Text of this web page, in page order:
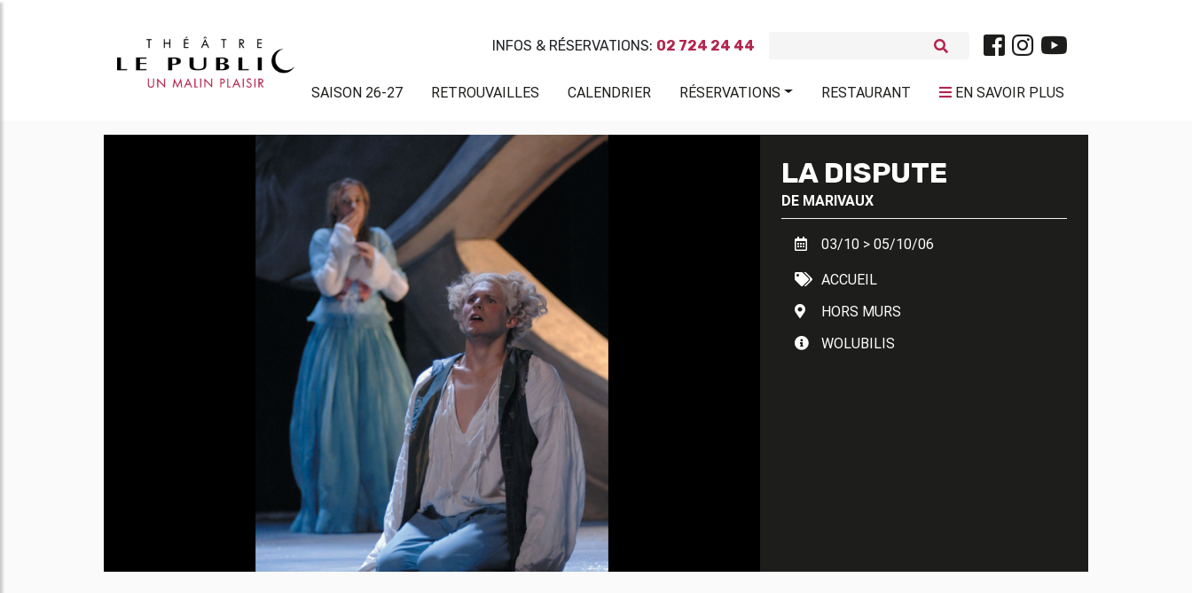
INFOS & RÉSERVATIONS: 02 724 24 44
SAISON 26-27 RETROUVAILLES CALENDRIER RÉSERVATIONS RESTAURANT EN SAVOIR PLUS
LA DISPUTE
DE MARIVAUX
03/10 > 05/10/06
ACCUEIL
HORS MURS
WOLUBILIS